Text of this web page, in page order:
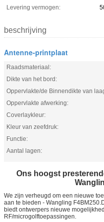
Levering vermogen:
beschrijving
Antenne-printplaat
Raadsmateriaal:
Dikte van het bord:
Oppervlakte/de Binnendikte van
Oppervlakte afwerking:
Coverlaykleur:
Kleur van zeefdruk:
Functie:
Aantal lagen:
Ons hoogst
We zijn verheugd om een nieuwe
aan te bieden - Wangling
biedt ontwerpers nieuwe
RF/microgolftoepassingen.